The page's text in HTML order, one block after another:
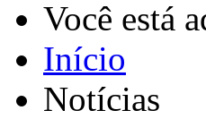
Você está
Início
Notícias